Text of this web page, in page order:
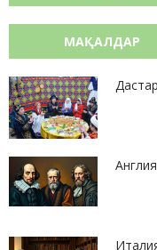
МАҚАЛДАР